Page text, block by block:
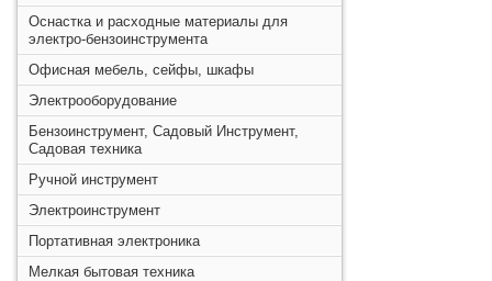
Оснастка и расходные материалы для
электро-бензоинструмента
Офисная мебель, сейфы, шкафы
Электрооборудование
Бензоинструмент, Садовый Инструмент,
Садовая техника
Ручной инструмент
Электроинструмент
Портативная электроника
Мелкая бытовая техника